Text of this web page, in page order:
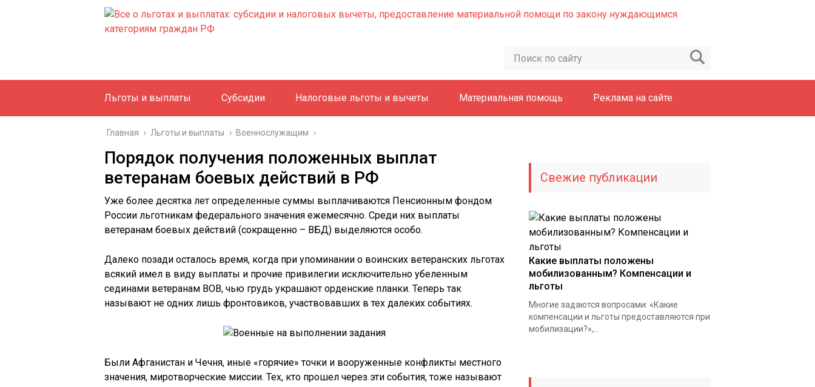
Льготы и выплаты Субсидии Налоговые льготы и вычеты Материальная помощь Реклама на сайте
Главная › Льготы и выплаты › Военнослужащим ›
Порядок получения положенных выплат
ветеранам боевых действий в РФ
Уже более десятка лет определенные суммы выплачиваются Пенсионным фондом
России льготникам федерального значения ежемесячно. Среди них выплаты
ветеранам боевых действий (сокращенно – ВБД) выделяются особо.
Далеко позади осталось время, когда при упоминании о воинских ветеранских льготах
всякий имел в виду выплаты и прочие привилегии исключительно убеленным
сединами ветеранам ВОВ, чью грудь украшают орденские планки. Теперь так
называют не одних лишь фронтовиков, участвовавших в тех далеких событиях.
Были Афганистан и Чечня, иные «горячие» точки и вооруженные конфликты местного
значения, миротворческие миссии. Тех, кто прошел через эти события, тоже называют
Свежие публикации
Какие выплаты положены
мобилизованным? Компенсации и
льготы
Многие задаются вопросами: «Какие
компенсации и льготы предоставляются при
мобилизации?»,...